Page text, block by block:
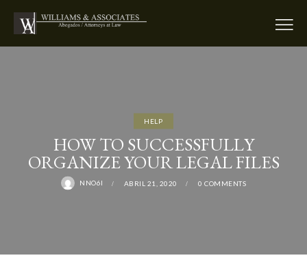
HELP
HOW TO SUCCESSFULLY
ORGANIZE YOUR LEGAL FILES
NNO6I ABRIL 21, 2020 0 COMMENTS